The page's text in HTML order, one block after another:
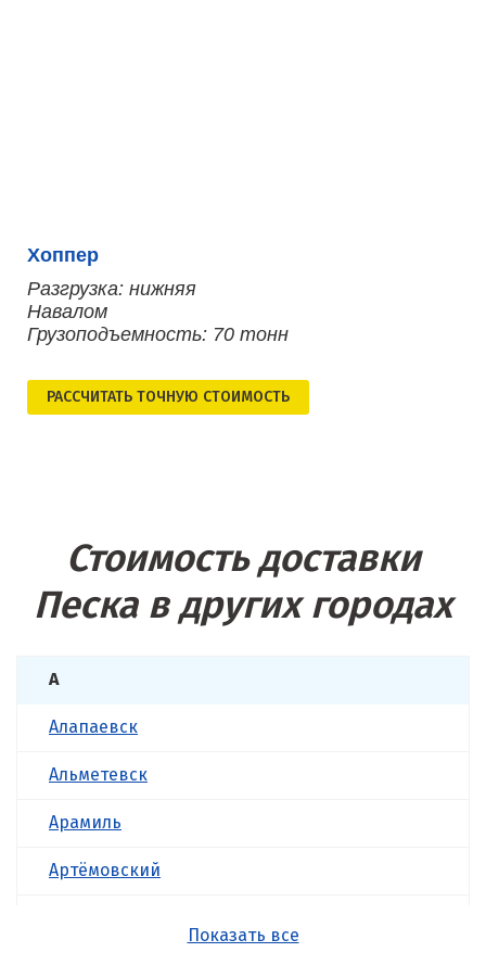
Хоппер
Разгрузка: нижняя
Навалом
Грузоподъемность: 70 тонн
РАСCЧИТАТЬ ТОЧНУЮ СТОИМОСТЬ
Стоимость доставки
Песка в других городах
А
Алапаевск
Альметевск
Арамиль
Артёмовский
Показать все